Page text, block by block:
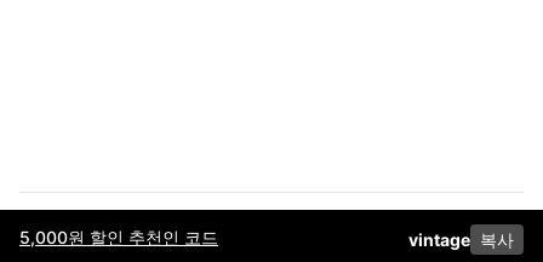
5,000원 할인 추천인 코드 vintage 복사